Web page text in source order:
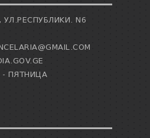
N6
ПЯТНИЦА